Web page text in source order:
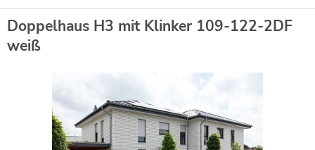
Doppelhaus H3 mit Klinker 109-122-2DF
weiß